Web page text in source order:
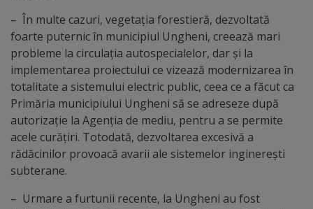
Diplome
de
Excelență
Ungheniul
turistic
Obiective
– În multe cazuri, vegetația forestieră, dezvoltată
foarte puternic în municipiul Ungheni, creează mari
probleme la circulația autospecialelor, dar și la
implementarea proiectului ce vizează modernizarea în
totalitate a sistemului electric public, ceea ce a făcut ca
Primăria municipiului Ungheni să se adreseze după
autorizație la Agenția de mediu, pentru a se permite
acele curățiri. Totodată, dezvoltarea excesivă a
rădăcinilor provoacă avarii ale sistemelor inginerești
subterane.
– Urmare a furtunii recente, la Ungheni au fost